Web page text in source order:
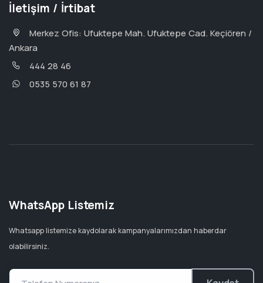
İletişim / İrtibat
Merkez Ofis: Ufuktepe Mah. Ufuktepe Cad. Keçiören /
Ankara
444 28 46
0535 570 61 87
WhatsApp Listemiz
Whatsapp listemize kaydolarak kampanyalarımızdan haberdar
olabilirsiniz.